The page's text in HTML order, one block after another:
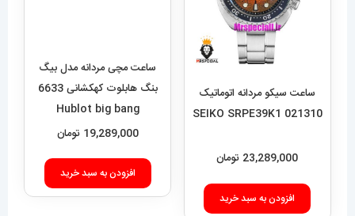
ساعت سیکو مردانه اتوماتیک
021310 SEIKO SRPE39K1
23,289,000 تومان
افزودن به سبد خرید
ساعت مچی مردانه مدل بیگ
بنگ هابلوت کهکشانی 6633
Hublot big bang
19,289,000 تومان
افزودن به سبد خرید